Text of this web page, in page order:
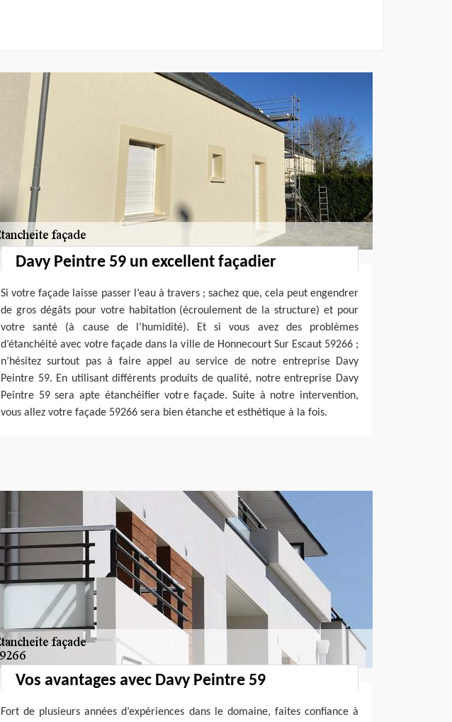
Davy Peintre 59 un excellent façadier
Si votre façade laisse passer l’eau à travers ; sachez que, cela peut engendrer
de gros dégâts pour votre habitation (écroulement de la structure) et pour
votre santé (à cause de l’humidité). Et si vous avez des problèmes
d’étanchéité avec votre façade dans la ville de Honnecourt Sur Escaut 59266 ;
n’hésitez surtout pas à faire appel au service de notre entreprise Davy
Peintre 59. En utilisant différents produits de qualité, notre entreprise Davy
Peintre 59 sera apte étanchéifier votre façade. Suite à notre intervention,
vous allez votre façade 59266 sera bien étanche et esthétique à la fois.
Vos avantages avec Davy Peintre 59
Fort de plusieurs années d’expériences dans le domaine, faites confiance à